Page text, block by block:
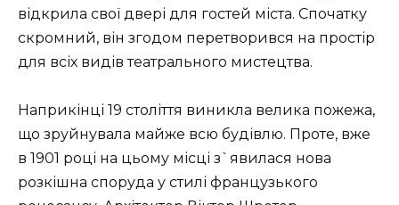
відкрила свої двері для гостей міста. Спочатку
скромний, він згодом перетворився на простір
для всіх видів театрального мистецтва.
Наприкінці 19 століття виникла велика пожежа,
що зруйнувала майже всю будівлю. Проте, вже
в 1901 році на цьому місці з`явилася нова
розкішна споруда у стилі французького